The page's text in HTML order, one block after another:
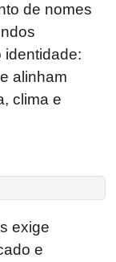
de nomes
identidade:
alinham
clima e
exige
e